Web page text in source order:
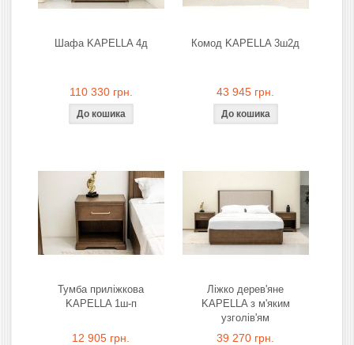
Шафа KAPELLA 4д
110 330 грн.
Комод KAPELLA 3ш2д
43 945 грн.
Тумба приліжкова
KAPELLA 1ш-п
12 905 грн.
Ліжко дерев'яне
KAPELLA з м'яким
узголів'ям
39 270 грн.